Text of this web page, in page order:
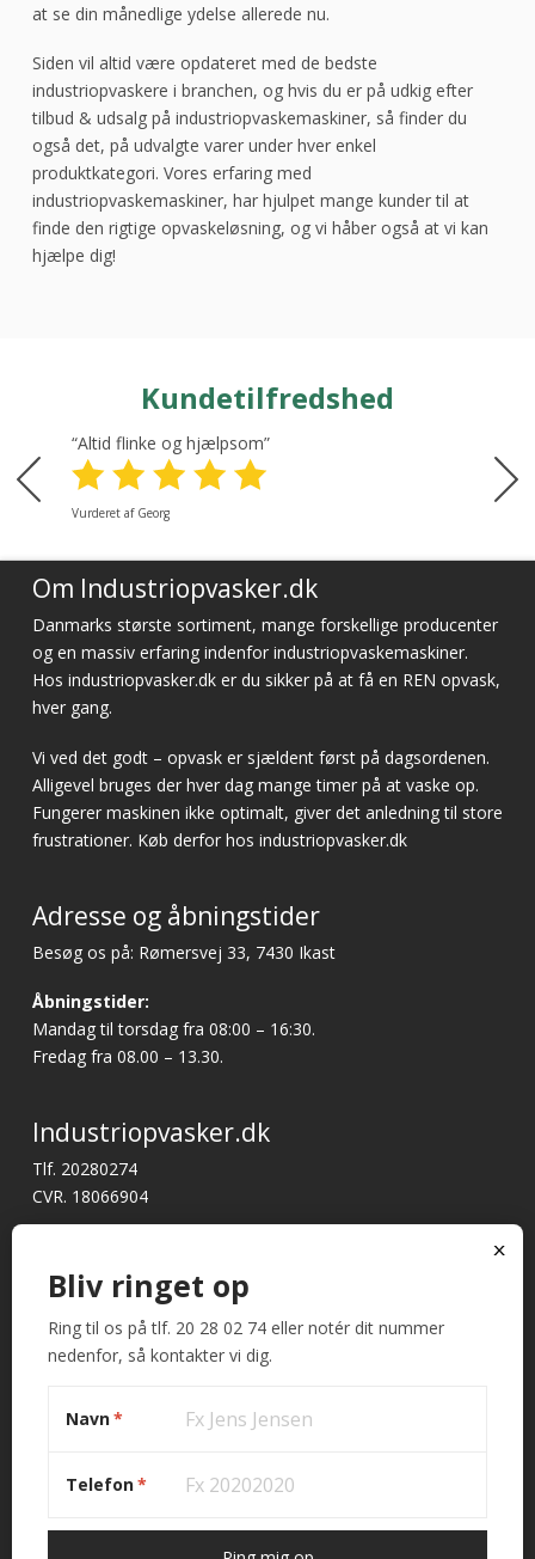
at se din månedlige ydelse allerede nu.
Siden vil altid være opdateret med de bedste
industriopvaskere i branchen, og hvis du er på udkig efter
tilbud & udsalg på industriopvaskemaskiner, så finder du
også det, på udvalgte varer under hver enkel
produktkategori. Vores erfaring med
industriopvaskemaskiner, har hjulpet mange kunder til at
finde den rigtige opvaskeløsning, og vi håber også at vi kan
hjælpe dig!
Kundetilfredshed
“Altid flinke og hjælpsom”
Vurderet af Georg
Om Industriopvasker.dk
Danmarks største sortiment, mange forskellige producenter
og en massiv erfaring indenfor industriopvaskemaskiner.
Hos industriopvasker.dk er du sikker på at få en REN opvask,
hver gang.
Vi ved det godt – opvask er sjældent først på dagsordenen.
Alligevel bruges der hver dag mange timer på at vaske op.
Fungerer maskinen ikke optimalt, giver det anledning til store
frustrationer. Køb derfor hos industriopvasker.dk
Adresse og åbningstider
Besøg os på: Rømersvej 33, 7430 Ikast
Åbningstider:
Mandag til torsdag fra 08:00 – 16:30.
Fredag fra 08.00 – 13.30.
Industriopvasker.dk
Tlf. 20280274
CVR. 18066904
E-mail:
mail@industriopvasker.dk
Hurtige links
Kontakt
x
Bliv ringet op
Ring til os på tlf. 20 28 02 74 eller notér dit nummer
nedenfor, så kontakter vi dig.
Navn*
Telefon*